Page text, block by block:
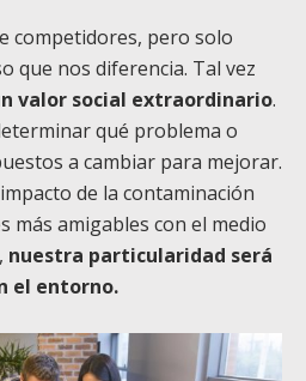
competidores, pero solo
que nos diferencia. Tal vez
valor social extraordinario.
qué problema o
a cambiar para mejorar.
de la contaminación
más amigables con el medio
nuestra particularidad será
el entorno.